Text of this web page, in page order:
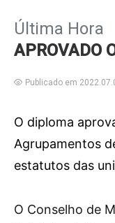
Última Hora
APROVADO
Publicado em
O diploma
Agrupamentos
estatutos das
O Conselho de